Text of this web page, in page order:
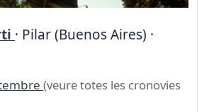
· Pilar (Buenos Aires) ·
(veure totes les cronovies